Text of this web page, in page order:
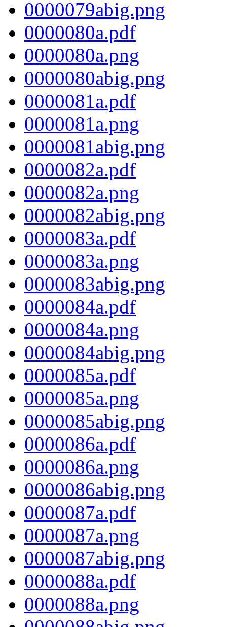
0000079abig.png
0000080a.pdf
0000080a.png
0000080abig.png
0000081a.pdf
0000081a.png
0000081abig.png
0000082a.pdf
0000082a.png
0000082abig.png
0000083a.pdf
0000083a.png
0000083abig.png
0000084a.pdf
0000084a.png
0000084abig.png
0000085a.pdf
0000085a.png
0000085abig.png
0000086a.pdf
0000086a.png
0000086abig.png
0000087a.pdf
0000087a.png
0000087abig.png
0000088a.pdf
0000088a.png